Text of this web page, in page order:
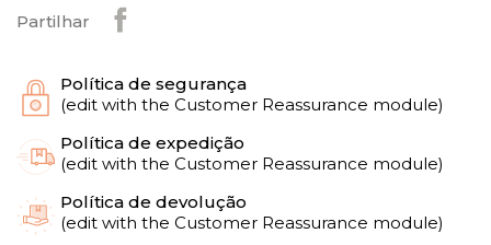
Partilhar
Política de segurança
(edit with the Customer Reassurance module)
Política de expedição
(edit with the Customer Reassurance module)
Política de devolução
(edit with the Customer Reassurance module)